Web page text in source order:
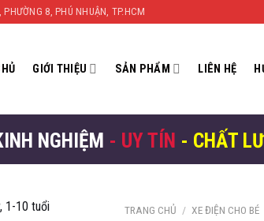
8, PHÚ NHUẬN, TP.HCM
GIỚI THIỆU SẢN PHẨM LIÊN HỆ
NGHIỆM - UY TÍN - CHẤT
TRANG CHỦ / XE ĐIỆN CHO BÉ